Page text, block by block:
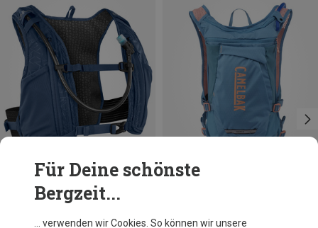
Du sparst 23%
Camelbak
Für Deine schönste
Bergzeit...
… verwenden wir Cookies. So können wir unsere